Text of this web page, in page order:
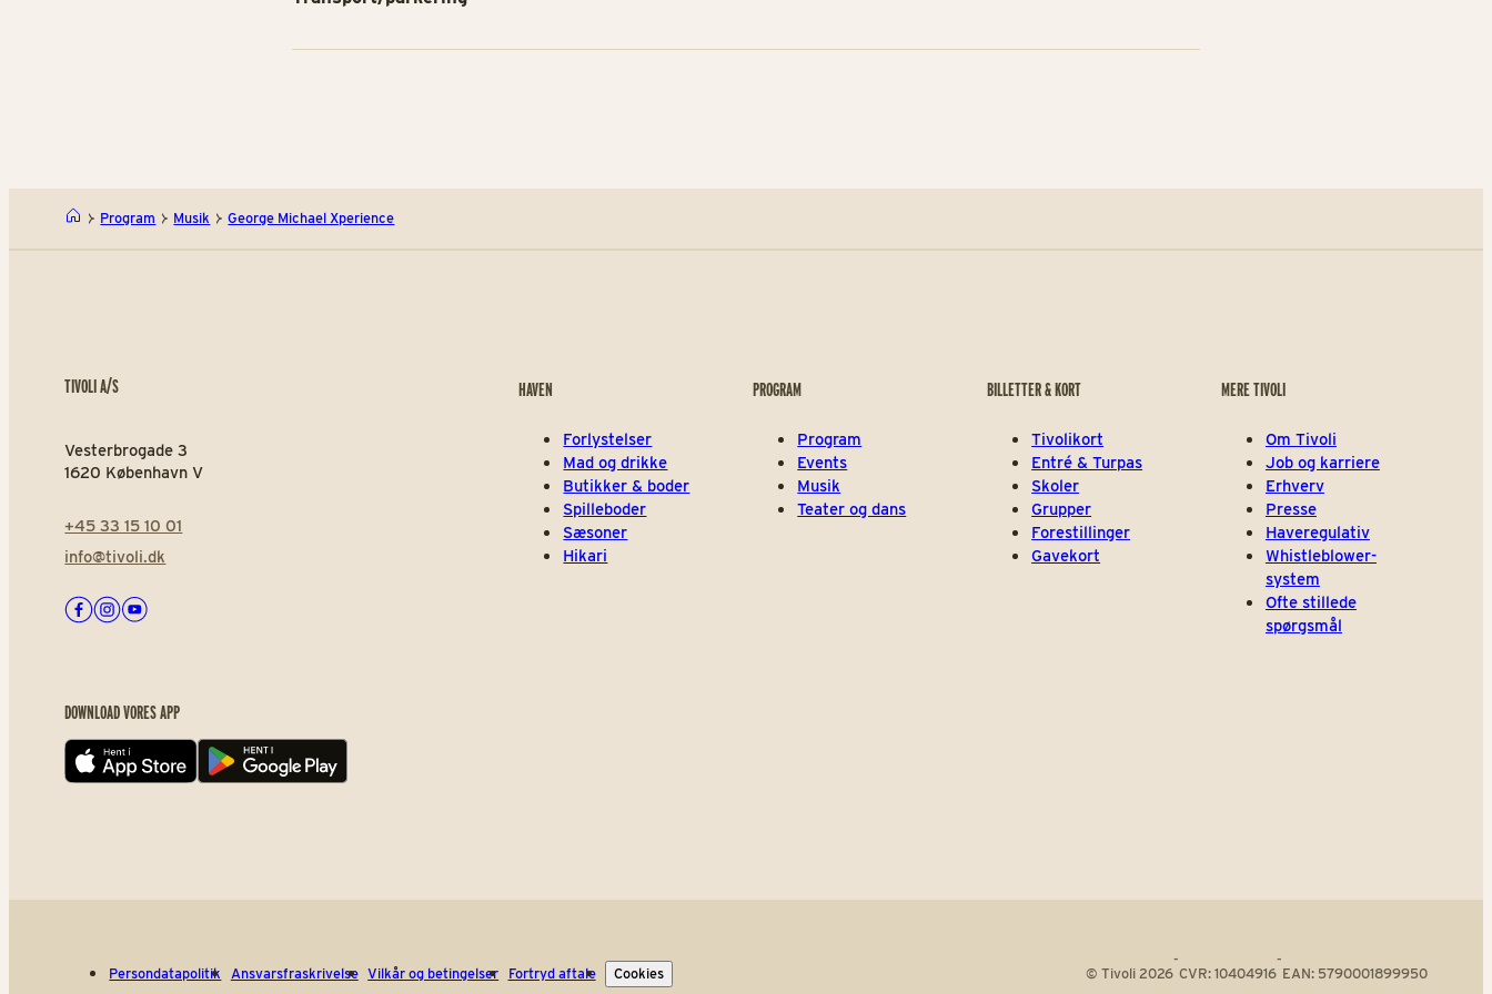
Program Musik George Michael Xperience
TIVOLI A/S
Vesterbrogade 3
1620 København V
+45 33 15 10 01
info@tivoli.dk
Facebook
Instagram
Youtube
DOWNLOAD VORES APP
App store Play store
HAVEN
Forlystelser
Mad og drikke
Butikker & boder
Spilleboder
Sæsoner
Hikari
PROGRAM
Program
Events
Musik
Teater og dans
BILLETTER & KORT
Tivolikort
Entré & Turpas
Skoler
Grupper
Forestillinger
Gavekort
MERE TIVOLI
Om Tivoli
Job og karriere
Erhverv
Presse
Haveregulativ
Whistleblower-
system
Ofte stillede
spørgsmål
Persondatapolitik Ansvarsfraskrivelse Vilkår og betingelser Fortryd aftale Cookies © Tivoli 2026
-
CVR: 10404916
-
EAN: 5790001899950